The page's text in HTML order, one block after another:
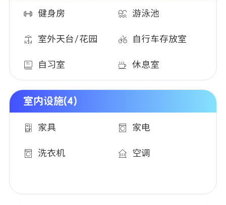
健身房 游泳池
室外天台/花园 自行车存放室
自习室 休息室
室内设施(4)
家具 家电
洗衣机 空调